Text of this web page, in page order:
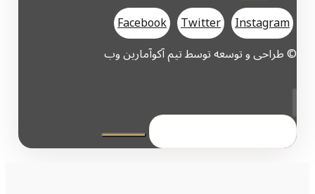
Facebook Twitter Instagram
© طراحی و توسعه توسط تیم آکوآمارین وب